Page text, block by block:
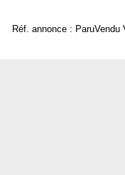
Réf. annonce : ParuVendu